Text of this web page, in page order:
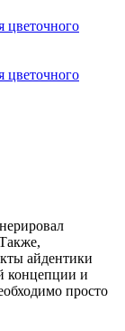
айдентики
концепции и
просто